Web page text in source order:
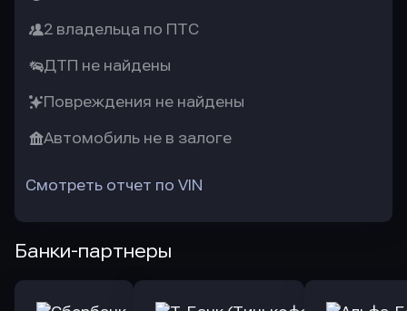
2 владельца по ПТС
ДТП не найдены
Повреждения не найдены
Автомобиль не в залоге
Смотреть отчет по VIN
Банки-партнеры